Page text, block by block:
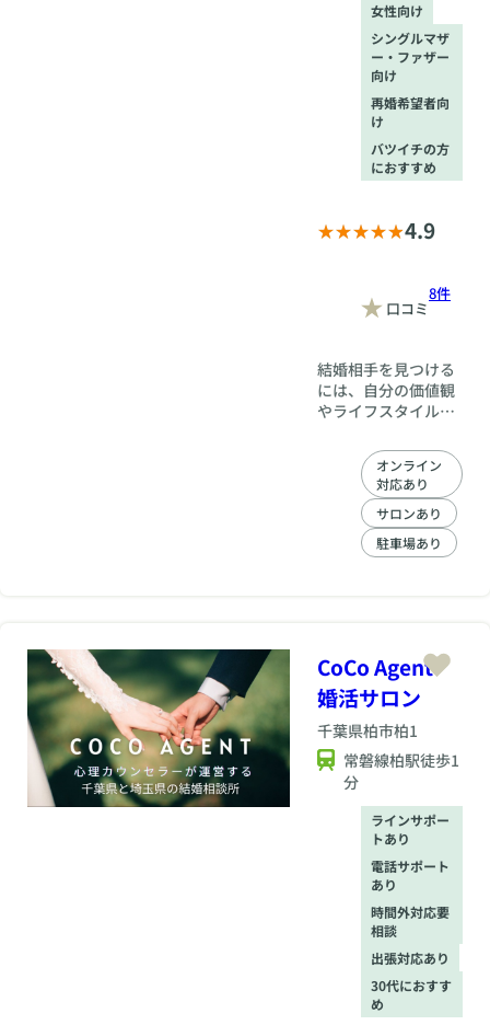
女性向け
シングルマザ
ー・ファザー
向け
再婚希望者向
け
バツイチの方
におすすめ
4.9
口コミ
8件
結婚相手を見つける
には、自分の価値観
やライフスタイル、
することが大切で
す。弊社には専属
FP（ファイナンシャ
ルプランナー）が在
籍しており、将来設
計を踏まえた婚活の
り、モチベーション
も高まり、良いご縁
につながりやすくな
ります。
オンライン
対応あり
サロンあり
駐車場あり
CoCo Agent
婚活サロン
千葉県柏市柏1
常磐線柏駅徒歩1
分
ラインサポー
トあり
電話サポート
あり
時間外対応要
相談
出張対応あり
30代におすす
め